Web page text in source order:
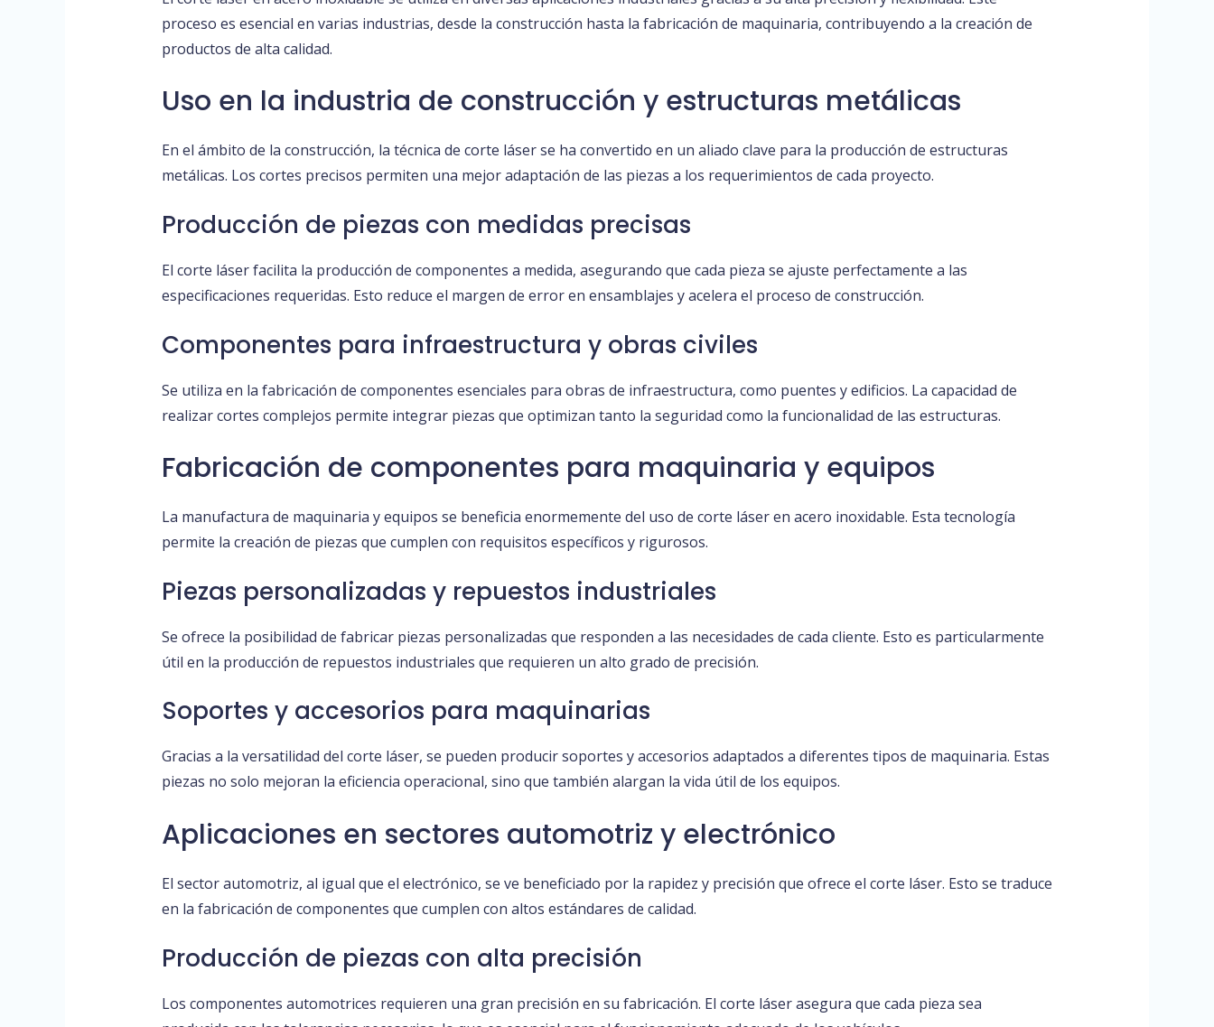
proceso es esencial en varias industrias, desde la construcción hasta la fabricación de maquinaria, contribuyendo a la creación de
productos de alta calidad.
Uso en la industria de construcción y estructuras metálicas
En el ámbito de la construcción, la técnica de corte láser se ha convertido en un aliado clave para la producción de estructuras
metálicas. Los cortes precisos permiten una mejor adaptación de las piezas a los requerimientos de cada proyecto.
Producción de piezas con medidas precisas
El corte láser facilita la producción de componentes a medida, asegurando que cada pieza se ajuste perfectamente a las
especificaciones requeridas. Esto reduce el margen de error en ensamblajes y acelera el proceso de construcción.
Componentes para infraestructura y obras civiles
Se utiliza en la fabricación de componentes esenciales para obras de infraestructura, como puentes y edificios. La capacidad de
realizar cortes complejos permite integrar piezas que optimizan tanto la seguridad como la funcionalidad de las estructuras.
Fabricación de componentes para maquinaria y equipos
La manufactura de maquinaria y equipos se beneficia enormemente del uso de corte láser en acero inoxidable. Esta tecnología
permite la creación de piezas que cumplen con requisitos específicos y rigurosos.
Piezas personalizadas y repuestos industriales
Se ofrece la posibilidad de fabricar piezas personalizadas que responden a las necesidades de cada cliente. Esto es particularmente
útil en la producción de repuestos industriales que requieren un alto grado de precisión.
Soportes y accesorios para maquinarias
Gracias a la versatilidad del corte láser, se pueden producir soportes y accesorios adaptados a diferentes tipos de maquinaria. Estas
piezas no solo mejoran la eficiencia operacional, sino que también alargan la vida útil de los equipos.
Aplicaciones en sectores automotriz y electrónico
El sector automotriz, al igual que el electrónico, se ve beneficiado por la rapidez y precisión que ofrece el corte láser. Esto se traduce
en la fabricación de componentes que cumplen con altos estándares de calidad.
Producción de piezas con alta precisión
Los componentes automotrices requieren una gran precisión en su fabricación. El corte láser asegura que cada pieza sea